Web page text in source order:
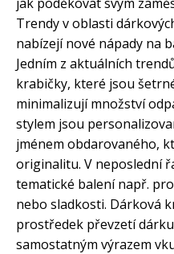
Trendy v oblasti
nabízejí nové nápady na
Jedním z aktuálních
krabičky, které jsou
minimalizují množství
stylem jsou
jménem obdarovaného,
originalitu. V neposlední
tematické balení např.
nebo sladkosti. Dárková
prostředek převzetí
samostatným výrazem